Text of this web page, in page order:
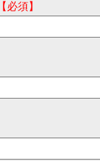
【必須】